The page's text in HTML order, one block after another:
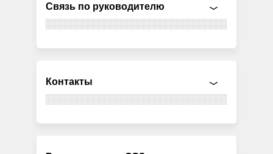
Связь по руководителю
Контакты